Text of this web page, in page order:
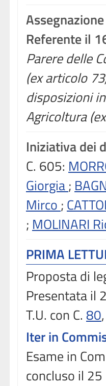
Assegnazione
Referente il
Parere delle
(ex articolo
disposizioni
Agricoltura
Iniziativa dei
C. 605:
Giorgia;
Mirco ;
; MOLINARI
PRIMA
Proposta di
Presentata il
T.U. con C. 80
Iter in
Esame in
concluso il